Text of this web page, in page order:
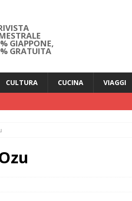
GIAPPONE,
GRATUITA
CULTURA CUCINA VIAGGI